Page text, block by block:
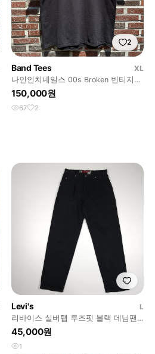
2
Band Tees
XL
나인인치네일스 00s Broken 빈티지
티셔츠
150,000원
67 2
Levi's
L
리바이스 실버탭 루즈핏 블랙 데님팬
츠
45,000원
1